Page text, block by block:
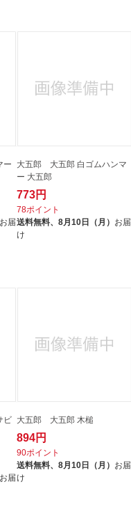
ー
お届
大五郎 大五郎 白ゴムハンマ
ー 大五郎
773円
78ポイント
送料無料、8月10日（月） お届
け
ビ
お届
大五郎 大五郎 木槌
894円
90ポイント
送料無料、8月10日（月） お届
け